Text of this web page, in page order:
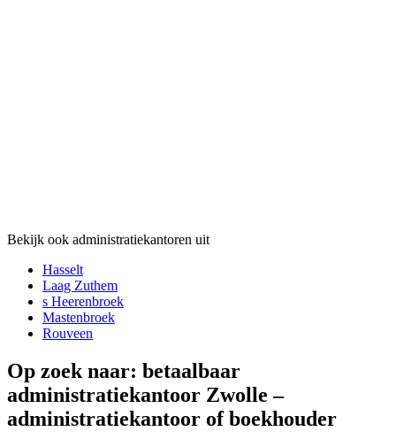
Bekijk ook administratiekantoren uit
Hasselt
Laag Zuthem
s Heerenbroek
Mastenbroek
Rouveen
Op zoek naar: betaalbaar
administratiekantoor Zwolle –
administratiekantoor of boekhouder